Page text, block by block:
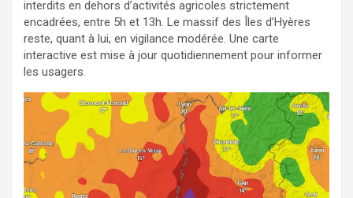
interdits en dehors d’activités agricoles strictement
encadrées, entre 5h et 13h. Le massif des Îles d’Hyères
reste, quant à lui, en vigilance modérée. Une carte
interactive est mise à jour quotidiennement pour informer
les usagers.